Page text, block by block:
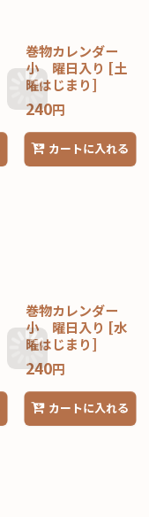
巻物カレンダー
小 曜日入り [土
曜はじまり]
240円
カートに入れる
巻物カレンダー
小 曜日入り [水
曜はじまり]
240円
カートに入れる